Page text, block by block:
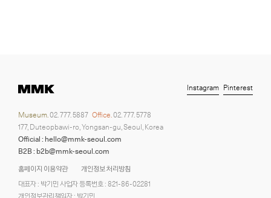
홈페이지 이용약관
개인정보 처리방침
대표자 : 박기민 사업자 등록번호 : 821-86-02281
개인정보관리책임자 : 박기민
Museum.02. 777. 5887 Office.02. 777. 5778
177, Duteopbawi-ro, Yongsan-gu, Seoul, Korea
Official : hello@mmk-seoul.com
B2B : b2b@mmk-seoul.com
Instagram Pinterest